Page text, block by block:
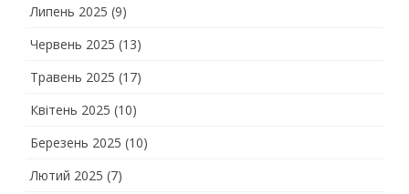
Липень 2025 (9)
Червень 2025 (13)
Травень 2025 (17)
Квітень 2025 (10)
Березень 2025 (10)
Лютий 2025 (7)